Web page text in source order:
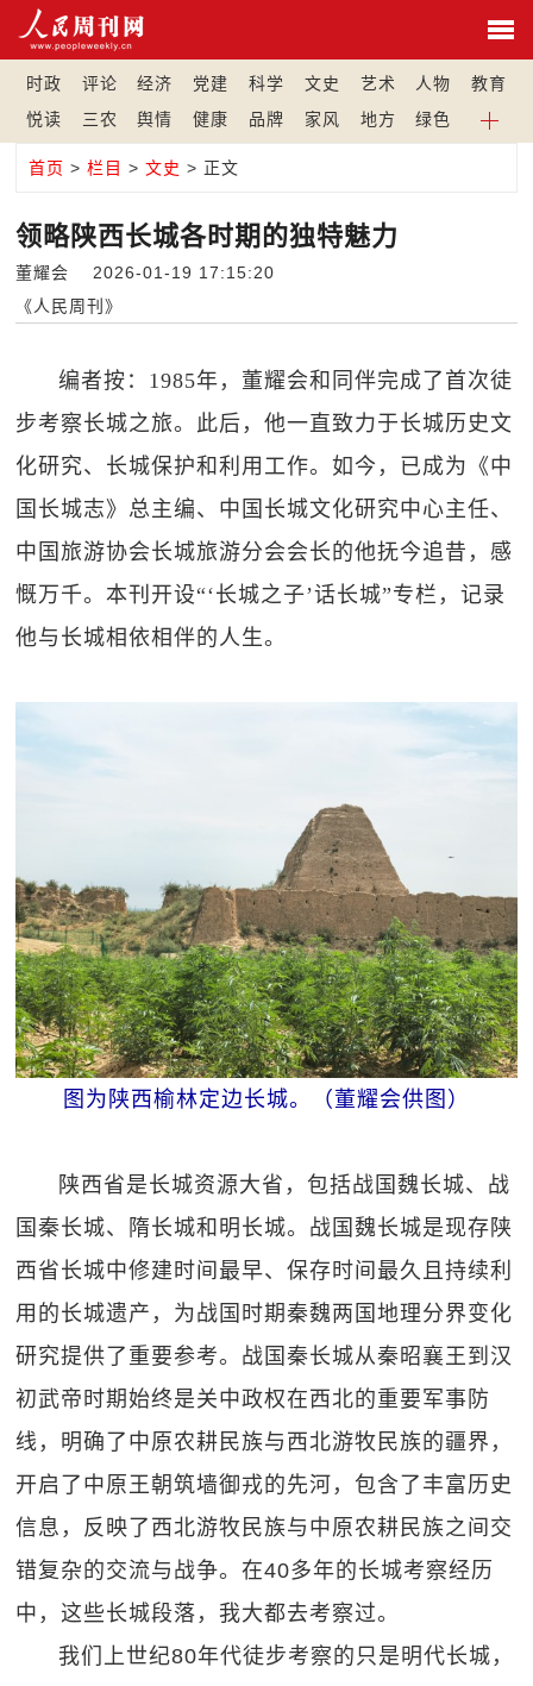
时政 评论 经济 党建 科学 文史 艺术 人物
教育
悦读
三农 舆情 健康 品牌 家风 地方 绿色
首页 >栏目 >文史 > 正文
领略陕西长城各时期的独特魅力
董耀会 2026-01-19 17:15:20
《人民周刊》
编者按：1985年，董耀会和同伴完成了首次徒
步考察长城之旅。此后，他一直致力于长城历史文
化研究、长城保护和利用工作。如今，已成为《中
国长城志》总主编、中国长城文化研究中心主任、
中国旅游协会长城旅游分会会长的他抚今追昔，感
慨万千。本刊开设“‘长城之子’话长城”专栏，记录
他与长城相依相伴的人生。
图为陕西榆林定边长城。（董耀会供图）
陕西省是长城资源大省，包括战国魏长城、战
国秦长城、隋长城和明长城。战国魏长城是现存陕
西省长城中修建时间最早、保存时间最久且持续利
用的长城遗产，为战国时期秦魏两国地理分界变化
研究提供了重要参考。战国秦长城从秦昭襄王到汉
初武帝时期始终是关中政权在西北的重要军事防
线，明确了中原农耕民族与西北游牧民族的疆界，
开启了中原王朝筑墙御戎的先河，包含了丰富历史
信息，反映了西北游牧民族与中原农耕民族之间交
错复杂的交流与战争。在40多年的长城考察经历
中，这些长城段落，我大都去考察过。
我们上世纪80年代徒步考察的只是明代长城，